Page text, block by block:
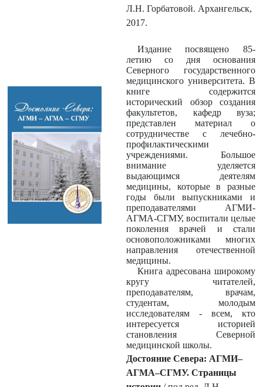
Л.Н. Горбатовой. Архангельск,
2017.
Издание посвящено 85-
летию со дня основания
Северного государственного
медицинского университета. В
книге содержится
исторический обзор создания
факультетов, кафедр вуза;
представлен материал о
сотрудничестве с лечебно-
профилактическими
учреждениями. Большое
внимание уделяется
выдающимся деятелям
медицины, которые в разные
годы были выпускниками и
преподавателями АГМИ-
АГМА-СГМУ, воспитали целые
поколения врачей и стали
основоположниками многих
направления отечественной
медицины.
Книга адресована широкому
кругу читателей,
преподавателям, врачам,
студентам, молодым
исследователям - всем, кто
интересуется историей
становления Северной
медицинской школы.
Достояние Севера: АГМИ–
АГМА–СГМУ. Страницы